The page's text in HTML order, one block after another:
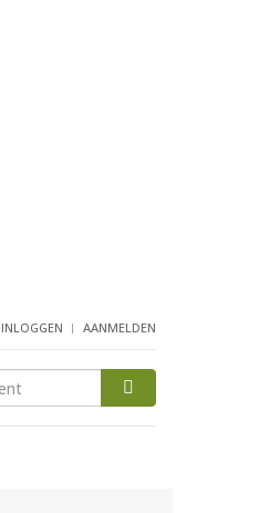
INLOGGEN AANMELDEN